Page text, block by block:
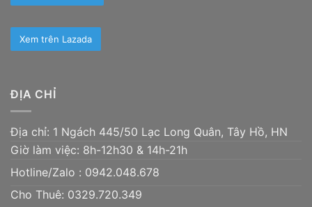
Xem trên Lazada
ĐỊA CHỈ
Địa chỉ: 1 Ngách 445/50 Lạc Long Quân, Tây Hồ, HN
Giờ làm việc: 8h-12h30 & 14h-21h
Hotline/Zalo : 0942.048.678
Cho Thuê: 0329.720.349